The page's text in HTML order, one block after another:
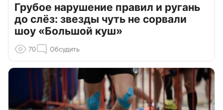
Грубое нарушение правил и ругань
до слёз: звезды чуть не сорвали
шоу «Большой куш»
70 Обсудить